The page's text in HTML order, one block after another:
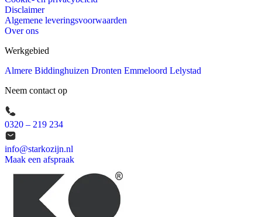
Disclaimer
Algemene leveringsvoorwaarden
Over ons
Werkgebied
Almere Biddinghuizen Dronten Emmeloord Lelystad
Neem contact op
0320 – 219 234
info@starkozijn.nl
Maak een afspraak